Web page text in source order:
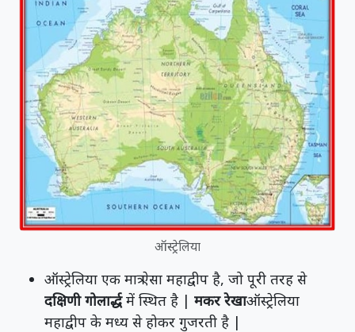
ऑस्ट्रेलिया
ऑस्ट्रेलिया एक मात्र ऐसा महाद्वीप है, जो पूरी तरह से
दक्षिणी गोलार्द्धमें स्थित है | मकर रेखाऑस्ट्रेलिया
महाद्वीप के मध्य से होकर गुजरती है |